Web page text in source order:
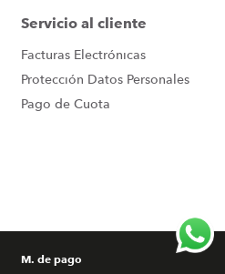
Servicio al cliente
Facturas Electrónicas
Protección Datos Personales
Pago de Cuota
M. de pago